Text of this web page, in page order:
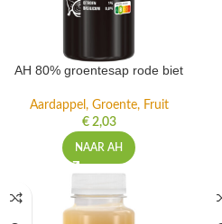
AH 80% groentesap rode biet
Aardappel, Groente, Fruit
€2,03
NAAR AH